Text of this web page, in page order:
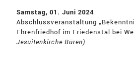
Samstag, 01. Juni 2024
Abschlussveranstaltung
Ehrenfriedhof im Friedenstal bei
Jesuitenkirche Büren)